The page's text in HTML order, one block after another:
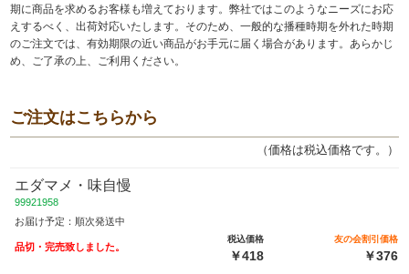
期に商品を求めるお客様も増えております。弊社ではこのようなニーズにお応
えするべく、出荷対応いたします。そのため、一般的な播種時期を外れた時期
のご注文では、有効期限の近い商品がお手元に届く場合があります。あらかじ
め、ご了承の上、ご利用ください。
ご注文はこちらから
（価格は税込価格です。）
エダマメ・味自慢
99921958
お届け予定：順次発送中
品切・完売致しました。
税込価格
￥418
友の会割引価格
￥376